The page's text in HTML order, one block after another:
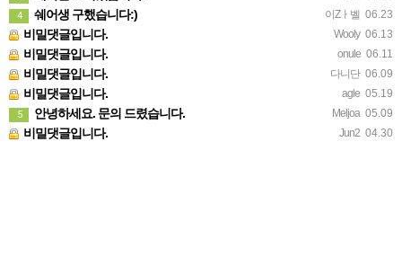
이Zㅏ벨 06.23
4 쉐어생 구했습니다:)
Wooly 06.13
비밀댓글입니다.
onule 06.11
비밀댓글입니다.
다니단 06.09
비밀댓글입니다.
agle 05.19
비밀댓글입니다.
Meljoa 05.09
5 안녕하세요. 문의 드렸습니다.
Jun2 04.30
비밀댓글입니다.